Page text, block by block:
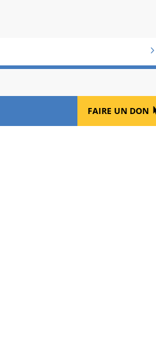
FAIRE UN DON